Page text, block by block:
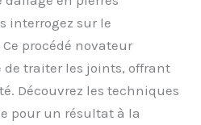
interrogez sur le
procédé novateur
traiter les joints, offrant
Découvrez les techniques
pour un résultat à la